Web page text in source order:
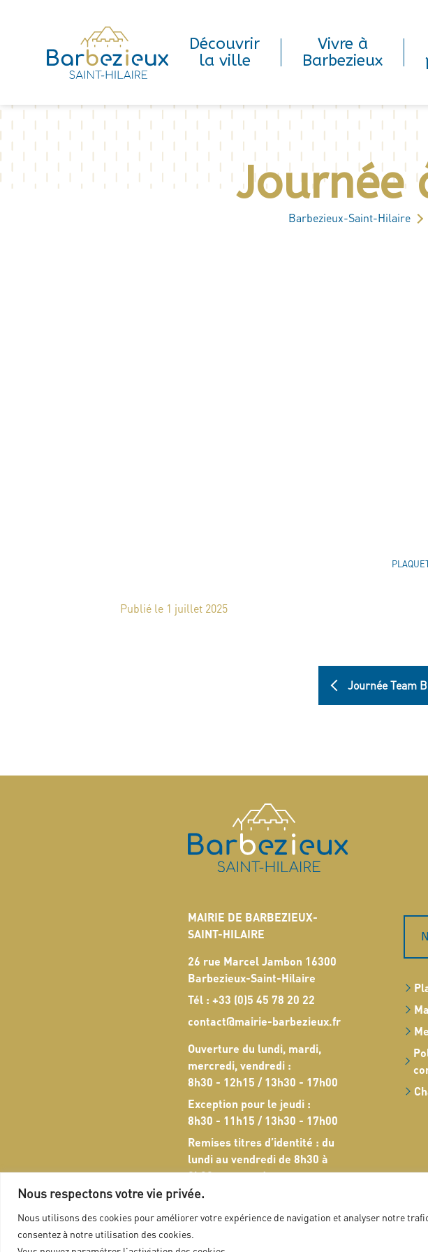
Nous respectons votre vie privée.
Nous utilisons des cookies pour améliorer votre expérience de navigation et analyser notre
consentez à notre utilisation des cookies.
Découvrir
la ville
Vivre à
Barbezieux
Journée
Barbezieux-Saint-Hilaire
Publié le 1 juillet 2025
Journée Team
MAIRIE DE BARBEZIEUX-
SAINT-HILAIRE
26 rue Marcel Jambon 16300
Barbezieux-Saint-Hilaire
Tél : +33 (0)5 45 78 20 22
contact@mairie-barbezieux.fr
Ouverture du lundi, mardi,
mercredi, vendredi :
8h30 - 12h15 / 13h30 - 17h00
Exception pour le jeudi :
8h30 - 11h15 / 13h30 - 17h00
Remises titres d’identité : du
lundi au vendredi de 8h30 à
9h30 sans rendez-vous.